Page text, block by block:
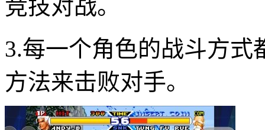
竞技对战。
3.每一个角色的战斗方
方法来击败对手。